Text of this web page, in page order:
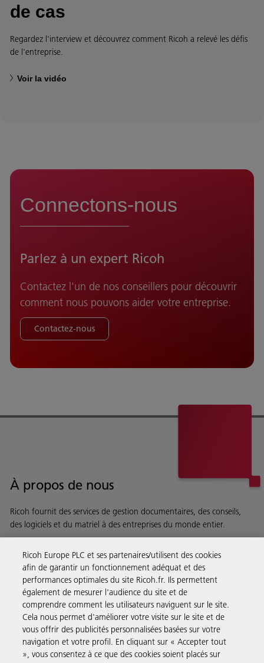
de cas
Regardez l'interview et découvrez comment Ricoh a relevé les défis
de l'entreprise.
Voir la vidéo
Connectons-nous
Parlez à un expert Ricoh
Contactez l'un de nos conseillers pour découvrir
comment nous pouvons aider votre entreprise.
Contactez-nous
À propos de nous
Ricoh fournit des services de gestion documentaires, des conseils,
des logiciels et du matriel à des entreprises du monde entier.
Solutions pour les entreprises
Produits et Services
Ricoh Europe PLC et ses partenaires/utilisent des cookies
afin de garantir un fonctionnement adéquat et des
performances optimales du site Ricoh.fr. Ils permettent
également de mesurer l'audience du site et de
comprendre comment les utilisateurs naviguent sur le site.
Cela nous permet d'améliorer votre visite sur le site et de
vous offrir des publicités personnalisées basées sur votre
navigation et votre profil. En cliquant sur « Accepter tout
», vous consentez à ce que des cookies soient placés sur